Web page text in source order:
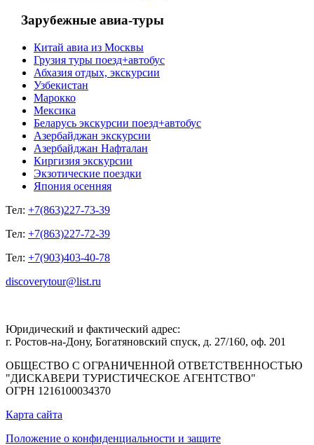
Зарубежные авиа-туры
Китай авиа из Москвы
Грузия туры поезд+автобус
Абхазия отдых, экскурсии
Узбекистан
Марокко
Мексика
Беларусь экскурсии поезд+автобус
Азербайджан экскурсии
Азербайджан Нафталан
Киргизия экскурсии
Экзотические поездки
Япония осенняя
Тел: +7(863)227-73-39
Тел: +7(863)227-72-39
Тел: +7(903)403-40-78
discoverytour@list.ru
Юридический и фактический адрес:
г. Ростов-на-Дону, Богатяновский спуск, д. 27/160, оф. 201
ОБЩЕСТВО С ОГРАНИЧЕННОЙ ОТВЕТСТВЕННОСТЬЮ
"ДИСКАВЕРИ ТУРИСТИЧЕСКОЕ АГЕНТСТВО"
ОГРН 1216100034370
Карта сайта
Положение о конфиденциальности и защите